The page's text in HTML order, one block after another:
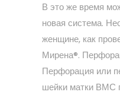
В это же время
новая система.
женщине, как
Мирена®.
Перфорация или
шейки матки ВМС